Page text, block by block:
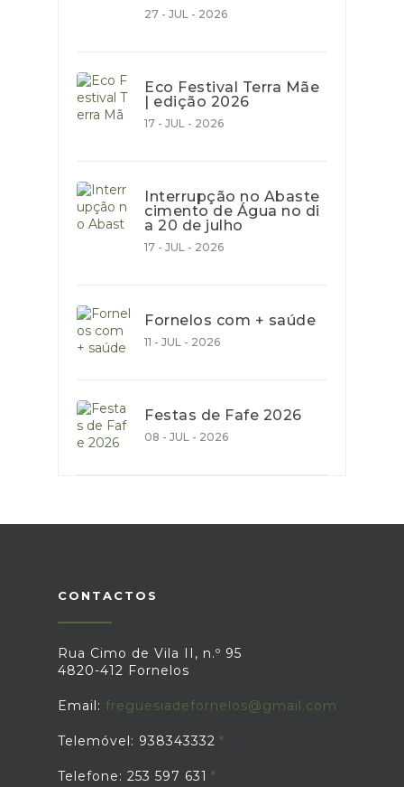
27 - JUL - 2026
Eco Festival Terra Mãe
| edição 2026
17 - JUL - 2026
Interrupção no Abaste
cimento de Água no di
a 20 de julho
17 - JUL - 2026
Fornelos com + saúde
11 - JUL - 2026
Festas de Fafe 2026
08 - JUL - 2026
CONTACTOS
Rua Cimo de Vila II, n.º 95
4820-412 Fornelos
Email: freguesiadefornelos@gmail.com
Telemóvel: 938343332
Telefone: 253 597 631